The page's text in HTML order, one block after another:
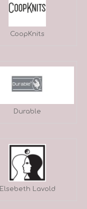
CoopKnits
Durable
Elsebeth Lavold